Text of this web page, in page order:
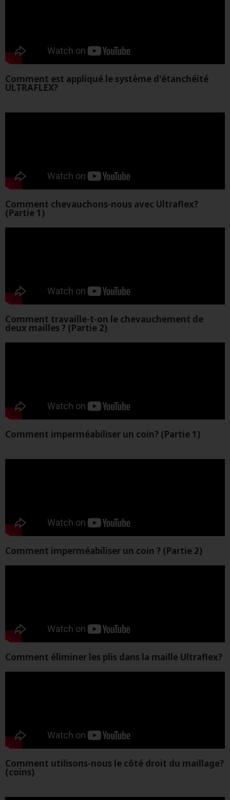
Comment est appliqué le système d'étanchéité
ULTRAFLEX?
Comment chevauchons-nous avec Ultraflex?
(Partie 1)
Comment travaille-t-on le chevauchement de
deux mailles ? (Partie 2)
Comment imperméabiliser un coin? (Partie 1)
Comment imperméabiliser un coin ? (Partie 2)
Comment éliminer les plis dans la maille Ultraflex?
Comment utilisons-nous le côté droit du maillage?
(coins)